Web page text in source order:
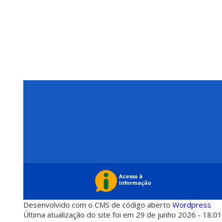
Desenvolvido com o CMS de código aberto Wordpress
Última atualização do site foi em 29 de junho 2026 -